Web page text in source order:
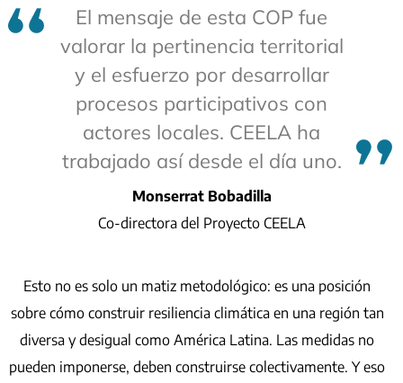
El mensaje de esta COP fue
valorar la pertinencia territorial
y el esfuerzo por desarrollar
procesos participativos con
actores locales. CEELA ha
trabajado así desde el día uno.
Monserrat Bobadilla
Co-directora del ProyectoCEELA
Esto no es solo un matiz metodológico: es una posición
sobre cómo construir resiliencia climática en una región tan
diversa y desigual como América Latina. Las medidas no
pueden imponerse, deben construirse colectivamente. Y eso